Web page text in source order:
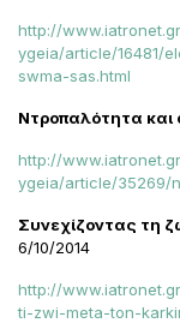
http://
ygeia/article/16481/
swma-sas.html
Ντροπαλότητα
http://
ygeia/article/35269/
Συνεχίζοντας τη
6/10/2014
http://
ti-zwi-meta-ton-